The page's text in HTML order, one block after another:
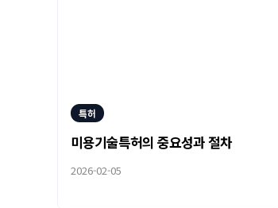
특허
미용기술특허의 중요성과 절차
2026-02-05